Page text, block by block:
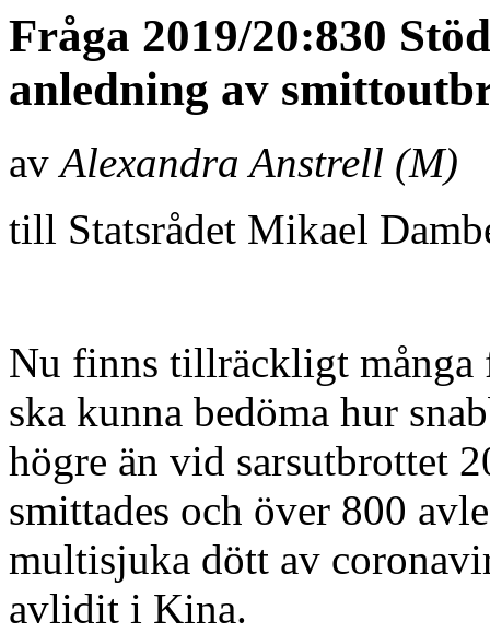
Fråga 2019/20:830
anledning av
avAlexandra Anstrell (M)
till Statsrådet Mikael
Nu finns tillräckligt många
ska kunna bedöma hur
högre än vid sarsutbrottet
smittades och över 800
multisjuka dött av
avlidit i Kina.